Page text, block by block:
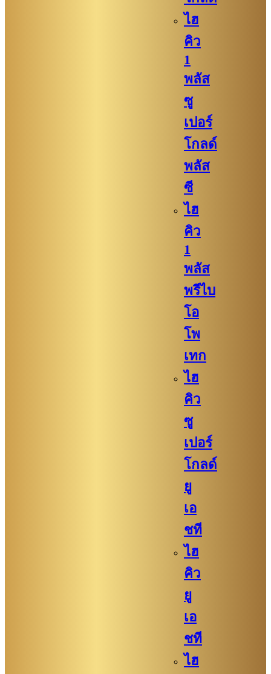
ไฮ
คิว
1
พลัส
ซู
เปอร์
โกลด์
พลัส
ซี
ไฮ
คิว​
1
พลัส
พรีไบ
โอ
โพ
เทก
ไฮ
คิว​​
ซู
เปอร์
โกลด์
ยู
เอ
ชที
ไฮ
คิว
ยู
เอ
ชที
ไฮ